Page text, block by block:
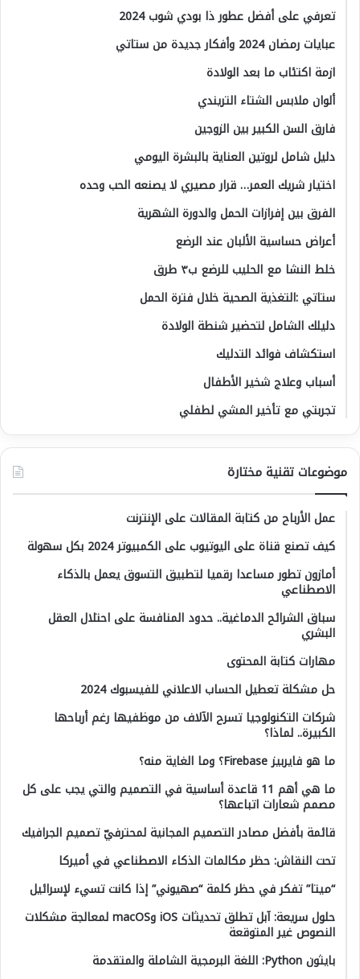
تعرفي على أفضل عطور ذا بودي شوب 2024
عبايات رمضان 2024 وأفكار جديدة من ستاتي
ازمة اكتئاب ما بعد الولادة
ألوان ملابس الشتاء التريندي
فارق السن الكبير بين الزوجين
دليل شامل لروتين العناية بالبشرة اليومي
اختيار شريك العمر… قرار مصيري لا يصنعه الحب وحده
الفرق بين إفرازات الحمل والدورة الشهرية
أعراض حساسية الألبان عند الرضع
خلط النشا مع الحليب للرضع ب٣ طرق
ستاتي :التغذية الصحية خلال فترة الحمل
دليلك الشامل لتحضير شنطة الولادة
استكشاف فوائد التدليك
أسباب وعلاج شخير الأطفال
تجربتي مع تأخير المشي لطفلي
موضوعات تقنية مختارة
عمل الأرباح من كتابة المقالات على الإنترنت
كيف تصنع قناة على اليوتيوب على الكمبيوتر 2024 بكل سهولة
أمازون تطور مساعدا رقميا لتطبيق التسوق يعمل بالذكاء
الاصطناعي
سباق الشرائح الدماغية.. حدود المنافسة على احتلال العقل
البشري
مهارات كتابة المحتوى
حل مشكلة تعطيل الحساب الاعلاني للفيسبوك 2024
شركات التكنولوجيا تسرح الآلاف من موظفيها رغم أرباحها
الكبيرة.. لماذا؟
ما هو فايربيز Firebase؟ وما الغاية منه؟
ما هي أهم 11 قاعدة أساسية في التصميم والتي يجب على كل
مصمم شعارات اتباعها؟
قائمة بأفضل مصادر التصميم المجانية لمحترفيّ تصميم الجرافيك
تحت النقاش: حظر مكالمات الذكاء الاصطناعي في أميركا
“ميتا” تفكر في حظر كلمة “صهيوني” إذا كانت تسيء لإسرائيل
حلول سريعة: آبل تطلق تحديثات iOS وmacOS لمعالجة مشكلات
النصوص غير المتوقعة
بايثون Python: اللغة البرمجية الشاملة والمتقدمة